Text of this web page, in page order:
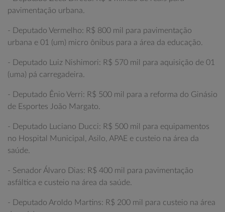
pavimentação urbana.
- Deputado Vermelho: R$ 800 mil para pavimentação
urbana e 01 (um) micro ônibus para a área da educação.
- Deputado Luiz Nishimori: R$ 570 mil para aquisição de 01
(uma) pá carregadeira.
- Deputado Ênio Verri: R$ 500 mil para a reforma do Ginásio
de Esportes João Margato.
- Deputado Luciano Ducci: R$ 500 mil para equipamentos
no Hospital Municipal, Asilo, APAE e custeio na área da
saúde.
- Senador Álvaro Dias: R$ 400 mil para pavimentação
asfáltica e custeio na área da saúde.
- Deputado Aroldo Martins: R$ 200 mil para custeio na área